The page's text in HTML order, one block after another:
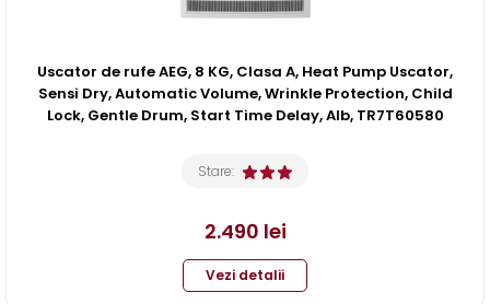
Uscator de rufe AEG, 8 KG, Clasa A, Heat Pump Uscator,
Sensi Dry, Automatic Volume, Wrinkle Protection, Child
Lock, Gentle Drum, Start Time Delay, Alb, TR7T60580
Stare:
2.490 lei
Vezi detalii